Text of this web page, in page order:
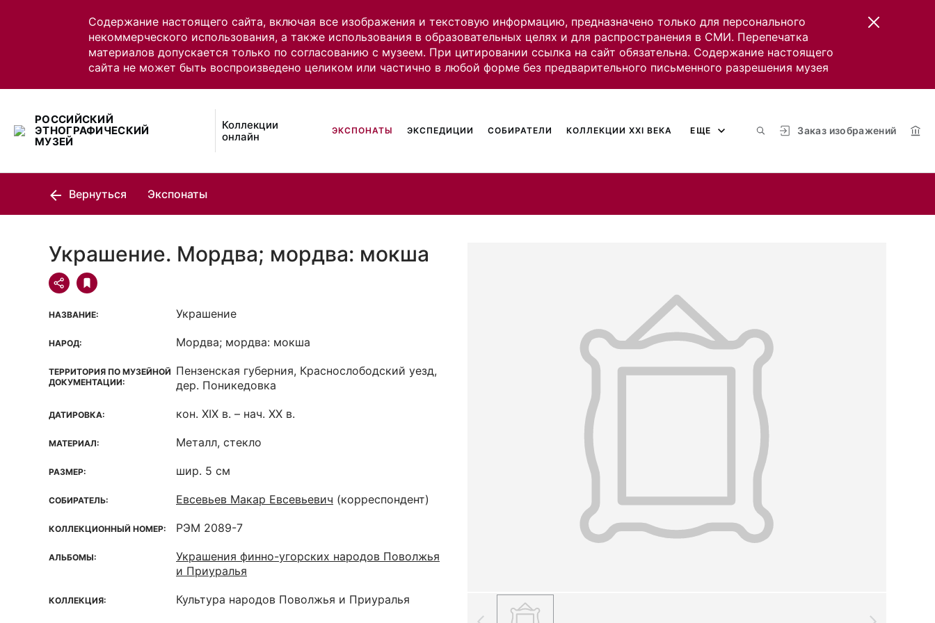
Содержание настоящего сайта, включая все изображения и текстовую информацию, предназначено только для персонального
некоммерческого использования, а также использования в образовательных целях и для распространения в СМИ. Перепечатка
материалов допускается только по согласованию с музеем. При цитировании ссылка на сайт обязательна. Содержание настоящего
сайта не может быть воспроизведено целиком или частично в любой форме без предварительного письменного разрешения музея
РОССИЙСКИЙ
ЭТНОГРАФИЧЕСКИЙ
МУЗЕЙ
Коллекции
онлайн
Заказ изображений
ЭКСПОНАТЫ ЭКСПЕДИЦИИ СОБИРАТЕЛИ КОЛЛЕКЦИИ XXI ВЕКА ЕЩЕ
Вернуться Экспонаты
Украшение. Мордва; мордва: мокша
НАЗВАНИЕ: Украшение
НАРОД: Мордва; мордва: мокша
ТЕРРИТОРИЯ ПО МУЗЕЙНОЙ
ДОКУМЕНТАЦИИ:
Пензенская губерния, Краснослободский уезд,
дер. Поникедовка
ДАТИРОВКА: кон. XIX в. – нач. XX в.
МАТЕРИАЛ: Металл, стекло
РАЗМЕР: шир. 5 см
СОБИРАТЕЛЬ: Евсевьев Макар Евсевьевич (корреспондент)
КОЛЛЕКЦИОННЫЙ НОМЕР: РЭМ 2089-7
АЛЬБОМЫ:
Украшения финно-угорских народов Поволжья
и Приуралья
КОЛЛЕКЦИЯ: Культура народов Поволжья и Приуралья